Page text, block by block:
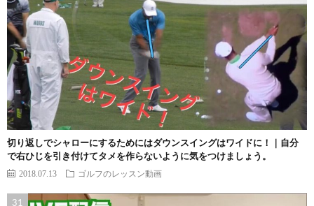
切り返しでシャローにするためにはダウンスイングはワイドに！｜自分
で右ひじを引き付けてタメを作らないように気をつけましょう。
2018.07.13 ゴルフのレッスン動画